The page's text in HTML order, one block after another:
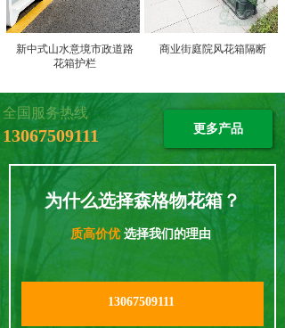
新中式山水意境市政道路
花箱护栏
商业街庭院风花箱隔断
全国服务热线
13067509111 更多产品
质高价优选择我们的理由
为什么选择森格物花箱？
13067509111